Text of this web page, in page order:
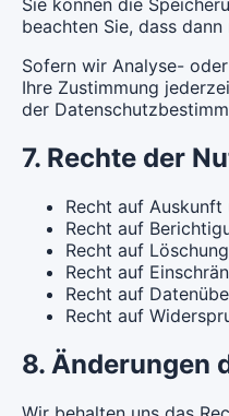
beachten Sie, dass
Sofern wir Analyse-
Ihre Zustimmung
der
7. Rechte der
Recht auf
Recht auf
Recht auf
Recht auf
Recht auf
Recht auf
8. Änderungen